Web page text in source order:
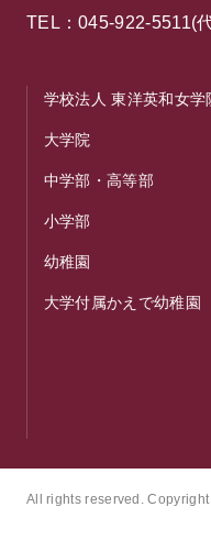
TEL：045-922-5511(
学校法人 東洋英和女学
大学院
中学部・高等部
小学部
幼稚園
大学付属かえで幼稚園
All rights reserved. Copyright